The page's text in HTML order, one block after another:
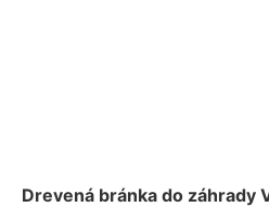
Drevená bránka do záhrady